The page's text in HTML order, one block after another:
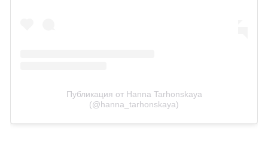
Публикация от Hanna Tarhonskaya
(@hanna_tarhonskaya)